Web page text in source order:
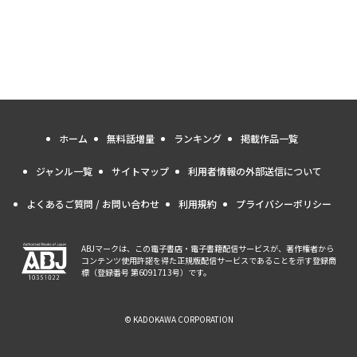
ホーム 無料話増量 ランキング 掲載作品一覧
ジャンル一覧 サイトマップ 利用者情報の外部送信について
よくあるご質問 / お問い合わせ 利用規約 プライバシーポリシー
ABJマークは、この電子書店・電子書籍配信サービスが、著作権者から
コンテンツ使用許諾を得た正規版配信サービスであることを示す登録商
標（登録番号 第6091713号）です。
© KADOKAWA CORPORATION